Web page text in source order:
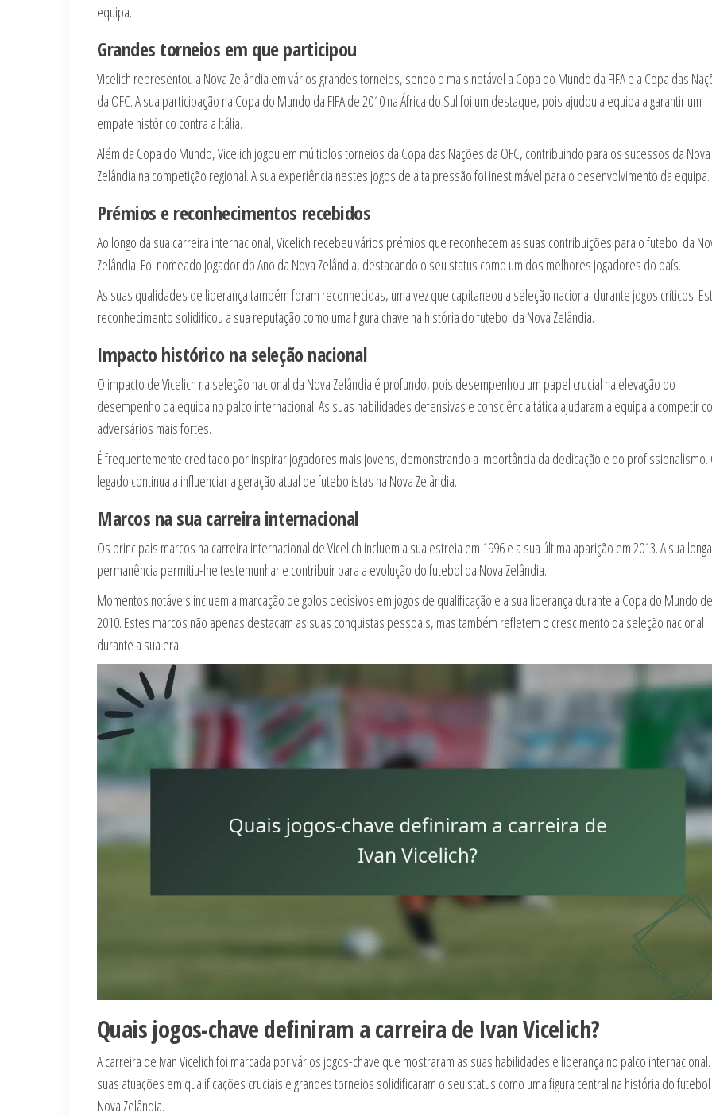
equipa.
Grandes torneios em que participou
Vicelich representou a Nova Zelândia em vários grandes torneios, sendo o mais notável a Copa do Mundo da FIFA e a Copa das
da OFC. A sua participação na Copa do Mundo da FIFA de 2010 na África do Sul foi um destaque, pois ajudou a equipa a garantir um
empate histórico contra a Itália.
Além da Copa do Mundo, Vicelich jogou em múltiplos torneios da Copa das Nações da OFC, contribuindo para os sucessos da Nova
Zelândia na competição regional. A sua experiência nestes jogos de alta pressão foi inestimável para o desenvolvimento da equipa.
Prémios e reconhecimentos recebidos
Ao longo da sua carreira internacional, Vicelich recebeu vários prémios que reconhecem as suas contribuições para o futebol da
Zelândia. Foi nomeado Jogador do Ano da Nova Zelândia, destacando o seu status como um dos melhores jogadores do país.
As suas qualidades de liderança também foram reconhecidas, uma vez que capitaneou a seleção nacional durante jogos críticos.
reconhecimento solidificou a sua reputação como uma figura chave na história do futebol da Nova Zelândia.
Impacto histórico na seleção nacional
O impacto de Vicelich na seleção nacional da Nova Zelândia é profundo, pois desempenhou um papel crucial na elevação do
desempenho da equipa no palco internacional. As suas habilidades defensivas e consciência tática ajudaram a equipa a competir
adversários mais fortes.
É frequentemente creditado por inspirar jogadores mais jovens, demonstrando a importância da dedicação e do profissionalismo.
legado continua a influenciar a geração atual de futebolistas na Nova Zelândia.
Marcos na sua carreira internacional
Os principais marcos na carreira internacional de Vicelich incluem a sua estreia em 1996 e a sua última aparição em 2013. A sua longa
permanência permitiu-lhe testemunhar e contribuir para a evolução do futebol da Nova Zelândia.
Momentos notáveis incluem a marcação de golos decisivos em jogos de qualificação e a sua liderança durante a Copa do Mundo de
2010. Estes marcos não apenas destacam as suas conquistas pessoais, mas também refletem o crescimento da seleção nacional
durante a sua era.
Quais jogos-chave definiram a carreira de Ivan Vicelich?
A carreira de Ivan Vicelich foi marcada por vários jogos-chave que mostraram as suas habilidades e liderança no palco
suas atuações em qualificações cruciais e grandes torneios solidificaram o seu status como uma figura central na história do
Nova Zelândia.